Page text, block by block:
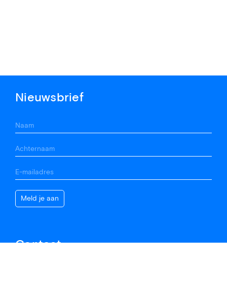
Nieuwsbrief
Contact